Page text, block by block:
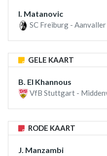
I. Matanovic
SC Freiburg -
GELE KAART
B. El Khannous
VfB Stuttgart -
RODE KAART
J. Manzambi